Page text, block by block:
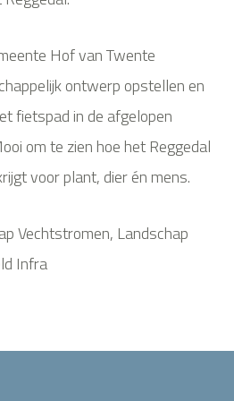
Hof van Twente
ontwerp opstellen en
fietspad in de afgelopen
om te zien hoe het Reggedal
voor plant, dier én mens.
Vechtstromen, Landschap
Infra